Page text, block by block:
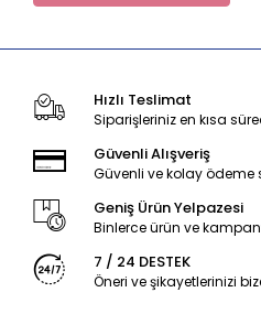
Hızlı Teslimat
Siparişleriniz en kısa
Güvenli Alışveriş
Güvenli ve kolay ödeme
Geniş Ürün Yelpazesi
Binlerce ürün ve
7 / 24 DESTEK
Öneri ve şikayetlerinizi